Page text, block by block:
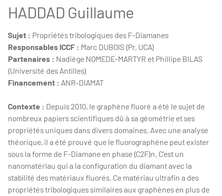
HADDAD Guillaume
Sujet : Propriétés tribologiques des F-Diamanes
Responsables ICCF : Marc DUBOIS (Pr. UCA)
Partenaires : Nadiège NOMEDE-MARTYR et Phillipe BILAS
(Université des Antilles)
Financement : ANR-DIAMAT
Contexte : Depuis 2010, le graphène fluoré a été le sujet de
nombreux papiers scientifiques dû à sa géométrie et ses
propriétés uniques dans divers domaines. Avec une analyse
théorique, il a été prouvé que le fluorographène peut exister
sous la forme de F-Diamane en phase (C2F)n. C’est un
nanomatériau qui a la configuration du diamant avec la
stabilité des matériaux fluorés. Ce matériau ultrafin a des
propriétés tribologiques similaires aux graphènes en plus de